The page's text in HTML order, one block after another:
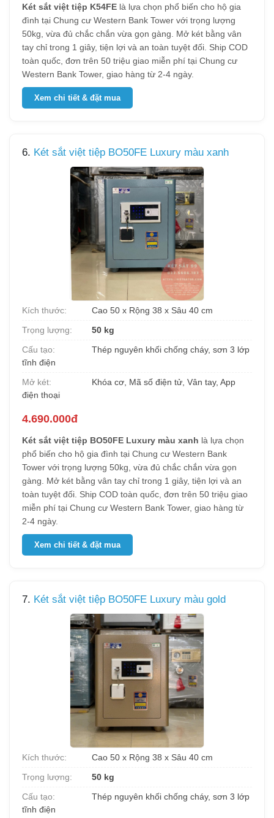
Két sắt việt tiệp K54FE là lựa chọn phổ biến cho hộ gia
đình tại Chung cư Western Bank Tower với trọng lượng
50kg, vừa đủ chắc chắn vừa gọn gàng. Mở két bằng vân
tay chỉ trong 1 giây, tiện lợi và an toàn tuyệt đối. Ship COD
toàn quốc, đơn trên 50 triệu giao miễn phí tại Chung cư
Western Bank Tower, giao hàng từ 2-4 ngày.
Xem chi tiết & đặt mua
6. Két sắt việt tiệp BO50FE Luxury màu xanh
Kích thước:
Cao 50 x Rộng 38 x Sâu 40 cm
Trọng lượng:
50 kg
Cấu tạo:
Thép nguyên khối chống cháy, sơn 3 lớp
tĩnh điện
Mở két:
Khóa cơ, Mã số điện tử, Vân tay, App
điện thoại
4.690.000đ
Két sắt việt tiệp BO50FE Luxury màu xanh là lựa chọn
phổ biến cho hộ gia đình tại Chung cư Western Bank
Tower với trọng lượng 50kg, vừa đủ chắc chắn vừa gọn
gàng. Mở két bằng vân tay chỉ trong 1 giây, tiện lợi và an
toàn tuyệt đối. Ship COD toàn quốc, đơn trên 50 triệu giao
miễn phí tại Chung cư Western Bank Tower, giao hàng từ
2-4 ngày.
Xem chi tiết & đặt mua
7. Két sắt việt tiệp BO50FE Luxury màu gold
Kích thước:
Cao 50 x Rộng 38 x Sâu 40 cm
Trọng lượng:
50 kg
Cấu tạo:
Thép nguyên khối chống cháy, sơn 3 lớp
tĩnh điện